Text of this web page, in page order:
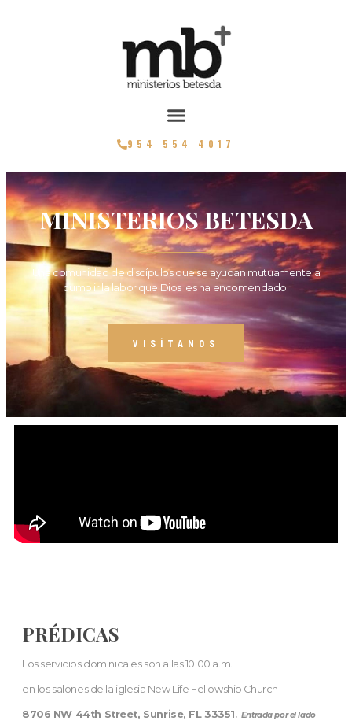
954 554 4017
MINISTERIOS BETESDA
Una comunidad de discípulos que se ayudan mutuamente a
cumplir la labor que Dios les ha encomendado.
VISÍTANOS
PRÉDICAS
Los servicios dominicales son a las 10:00 a.m.
en los salones de la iglesia New Life Fellowship Church
8706 NW 44th Street, Sunrise, FL 33351. Entrada por el lado